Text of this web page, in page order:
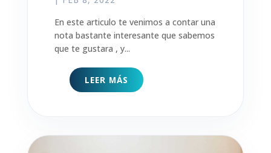
En este articulo te venimos a contar una
nota bastante interesante que sabemos
que te gustara , y...
LEER MÁS